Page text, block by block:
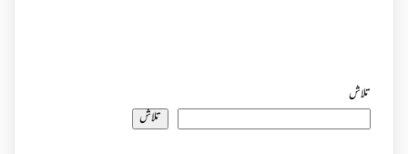
تلاش
تلاش